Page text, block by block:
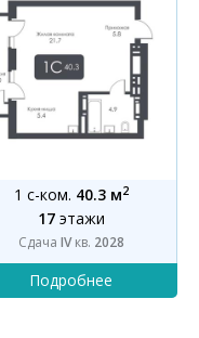
1 с-ком. 40.3 м2
17этажи
Сдача IVкв. 2028